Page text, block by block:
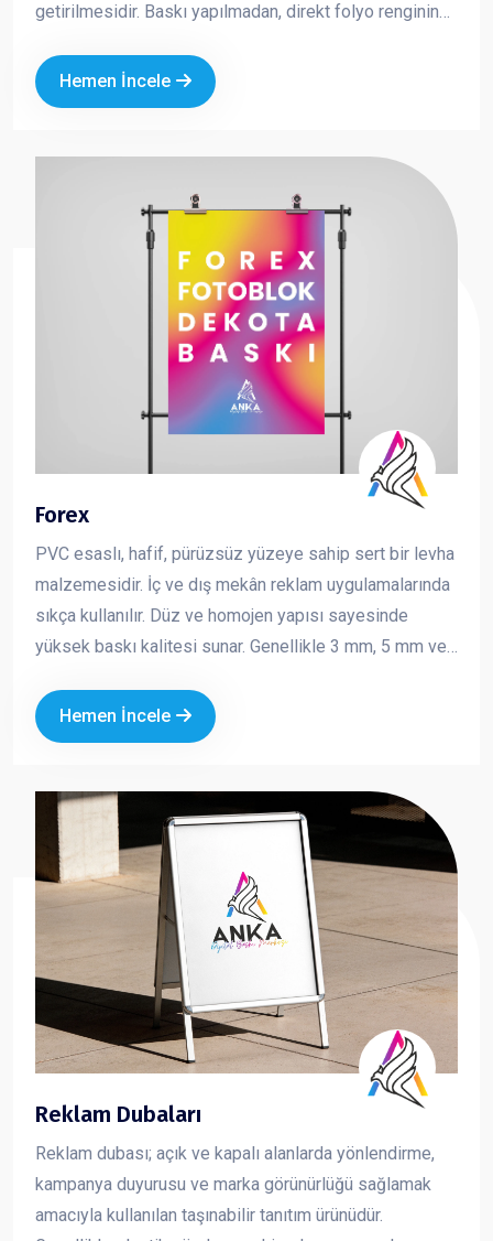
getirilmesidir. Baskı yapılmadan, direkt folyo renginin
görünüm sunar. Özellikle cam, vitrin, araç ve tabela
uygulamalarında tercih edilen folyo kesim, markanızın
Hemen İncele
Forex
PVC esaslı, hafif, pürüzsüz yüzeye sahip sert bir levha
malzemesidir. İç ve dış mekân reklam uygulamalarında
sıkça kullanılır. Düz ve homojen yapısı sayesinde
yüksek baskı kalitesi sunar. Genellikle 3 mm, 5 mm ve
şekillendirilebilir bir yapıya sahiptir. Reklam ve tanıtım
çalışmalarında hem ekonomik hem de şık bir çözüm
ve profesyonel şekilde yansıtmanıza yardımcı olur.
Hemen İncele
Reklam Dubaları
Reklam dubası; açık ve kapalı alanlarda yönlendirme,
kampanya duyurusu ve marka görünürlüğü sağlamak
amacıyla kullanılan taşınabilir tanıtım ürünüdür.